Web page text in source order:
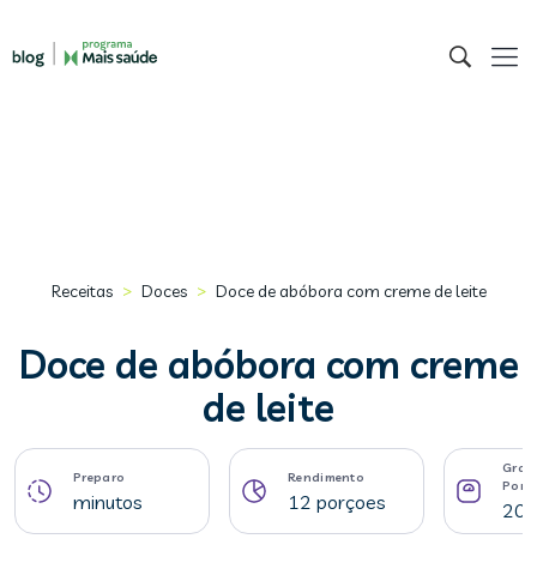
Receitas > Doces > Doce de abóbora com creme de leite
Doce de abóbora com creme
de leite
Preparo
minutos
Rendimento
12 porçoes